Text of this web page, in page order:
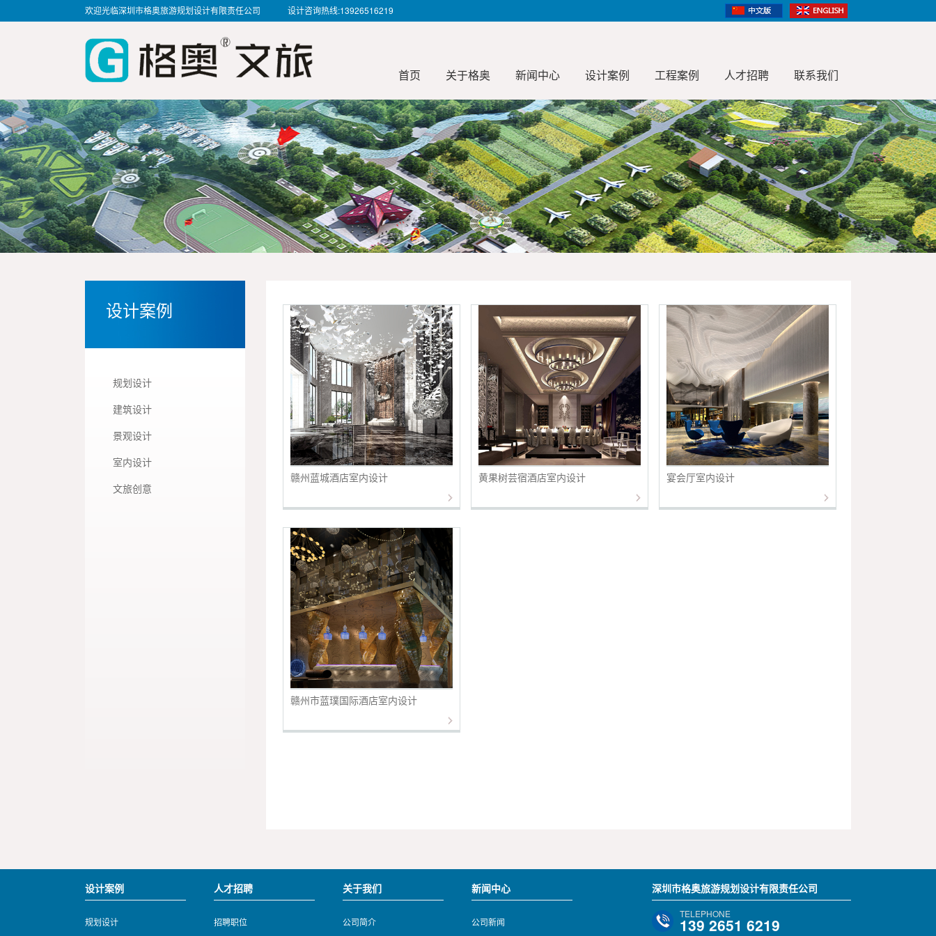
欢迎光临深圳市格奥旅游规划设计有限责任公司 设计咨询热线:13926516219
首页 关于格奥
公司简介 服务流程 主营业务 合作客户 企业文化
新闻中心
公司新闻 行业动态
设计案例
规划设计 建筑设计 景观设计 室内设计 文旅创意
工程案例
景观造景案例 视频展示
人才招聘
招聘职位 实习机会
联系我们
设计案例
规划设计
建筑设计
景观设计
室内设计
文旅创意
赣州蓝城酒店室内设计 黄果树芸宿酒店室内设计 宴会厅室内设计
赣州市蓝璞国际酒店室内设计
设计案例
规划设计
人才招聘
招聘职位
关于我们
公司简介
新闻中心
公司新闻
深圳市格奥旅游规划设计有限责任公司
TELEPHONE
139 2651 6219